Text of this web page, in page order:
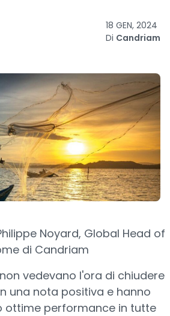
18 GEN, 2024
Di Candriam
Noyard, Global Head of
di Candriam
vedevano l'ora di chiudere
una nota positiva e hanno
ottime performance in tutte